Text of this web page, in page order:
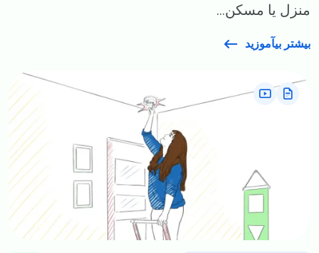
منزل یا مسکن...
بیشتر بیآموزید
Image